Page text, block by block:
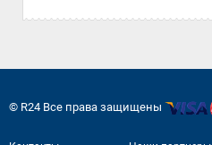
© R24 Все права защищены